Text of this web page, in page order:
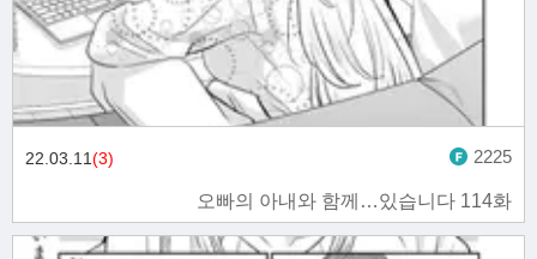
오빠의 아내와 함께…있습니다 114화
22.03.11(3) 2225